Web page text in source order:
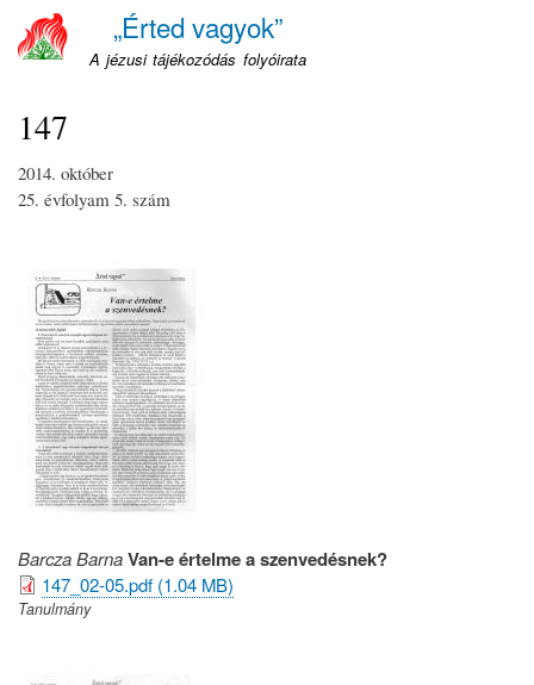
Ugrás
a
tartalomra
„Érted vagyok”
A jézusi tájékozódás folyóirata
147
2014. október
25. évfolyam 5. szám
Barcza BarnaVan-e értelme a szenvedésnek?
147_02-05.pdf (1.04 MB)
Tanulmány